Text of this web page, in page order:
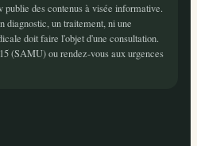
des contenus à visée informative.
diagnostic, un traitement, ni une
doit faire l'objet d'une consultation.
(SAMU) ou rendez-vous aux urgences